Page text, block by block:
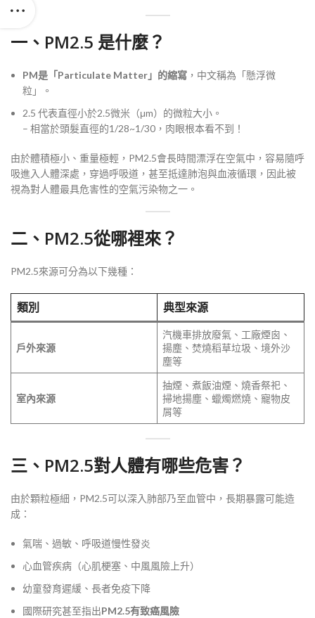
一、PM2.5 是什麼？
PM是「Particulate Matter」的縮寫 ，中文稱為「懸浮微
粒」。
2.5 代表直徑小於2.5微米（μm）的微粒大小。
– 相當於頭髮直徑的1/28~1/30，肉眼根本看不到！
由於體積極小、重量極輕，PM2.5會長時間漂浮在空氣中，容易隨呼
吸進入人體深處，穿過呼吸道，甚至抵達肺泡與血液循環，因此被
視為對人體最具危害性的空氣污染物之一。
二、PM2.5從哪裡來？
PM2.5來源可分為以下幾種：
類別 典型來源
戶外來源
汽機車排放廢氣、工廠煙囪、
揚塵、焚燒稻草垃圾、境外沙
塵等
室內來源
抽煙、煮飯油煙、燒香祭祀、
掃地揚塵、蠟燭燃燒、寵物皮
屑等
三、PM2.5對人體有哪些危害？
由於顆粒極細，PM2.5可以深入肺部乃至血管中，長期暴露可能造
成：
氣喘、過敏、呼吸道慢性發炎
心血管疾病（心肌梗塞、中風風險上升）
幼童發育遲緩、長者免疫下降
國際研究甚至指出PM2.5有致癌風險